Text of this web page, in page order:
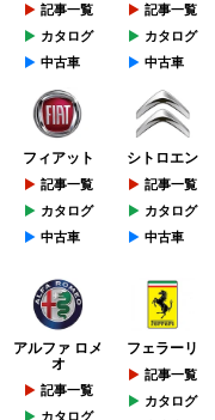
記事一覧
カタログ
中古車
記事一覧
カタログ
中古車
フィアット
記事一覧
カタログ
中古車
シトロエン
記事一覧
カタログ
中古車
アルファ ロメ
オ
記事一覧
フェラーリ
記事一覧
カタログ